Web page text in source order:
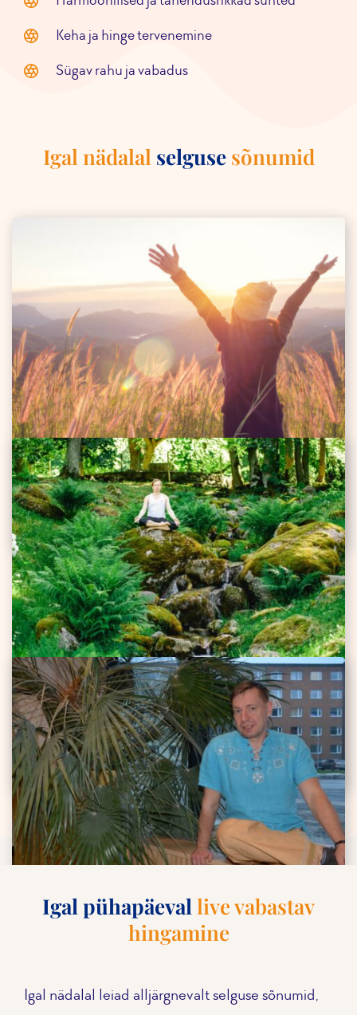
Keha ja hingetervenemine
Sügavrahu ja vabadus
Igal nädalal selgusesõnumid
Tippsportlasi treeninud hingamisguru
Dan Brulé nõuanded
10.03.2025
KUKU RAADIOS! Heiki Tomsoni
nõuanded, kuidas kuuma ilmaga
hingata
10.03.2025
Maatriks telesaade „Biodünaamiline
Hingamine ja Trauma Vabastamise
10.03.2025
Igal pühapäevallive vabastav
hingamine
Igal nädalal leiad alljärgnevalt selguse sõnumid,